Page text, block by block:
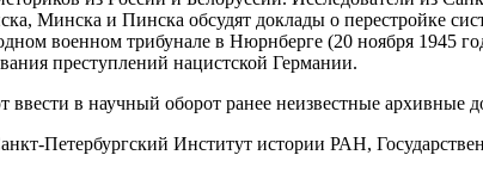
Минска и Пинска обсудят доклады о перестройке
военном трибунале в Нюрнберге (20 ноября
преступлений нацистской Германии.
в научный оборот ранее неизвестные архивные
Петербургский Институт истории РАН,